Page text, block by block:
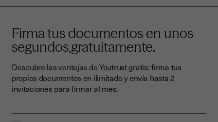
Firma tus documentos en unos
segundos,gratuitamente.
Descubre las ventajas de Youtrust gratis: firma tus
propios documentos en ilimitado y envía hasta 2
invitaciones para firmar al mes.